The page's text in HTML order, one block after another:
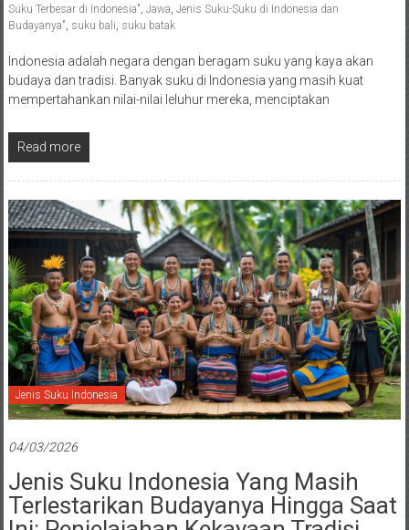
Suku Terbesar di Indonesia", Jawa, Jenis Suku-Suku di Indonesia dan
Budayanya", suku bali, suku batak
Indonesia adalah negara dengan beragam suku yang kaya akan
budaya dan tradisi. Banyak suku di Indonesia yang masih kuat
mempertahankan nilai-nilai leluhur mereka, menciptakan
Read more
Jenis Suku Indonesia
04/03/2026
Jenis Suku Indonesia Yang Masih
Terlestarikan Budayanya Hingga Saat